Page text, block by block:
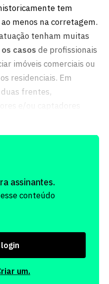
tem
menos na corretagem.
tenham muitas
casos de profissionais
imóveis comerciais ou
residenciais. Em
frentes,
e/ou captadores
assinantes.
conteúdo
um.